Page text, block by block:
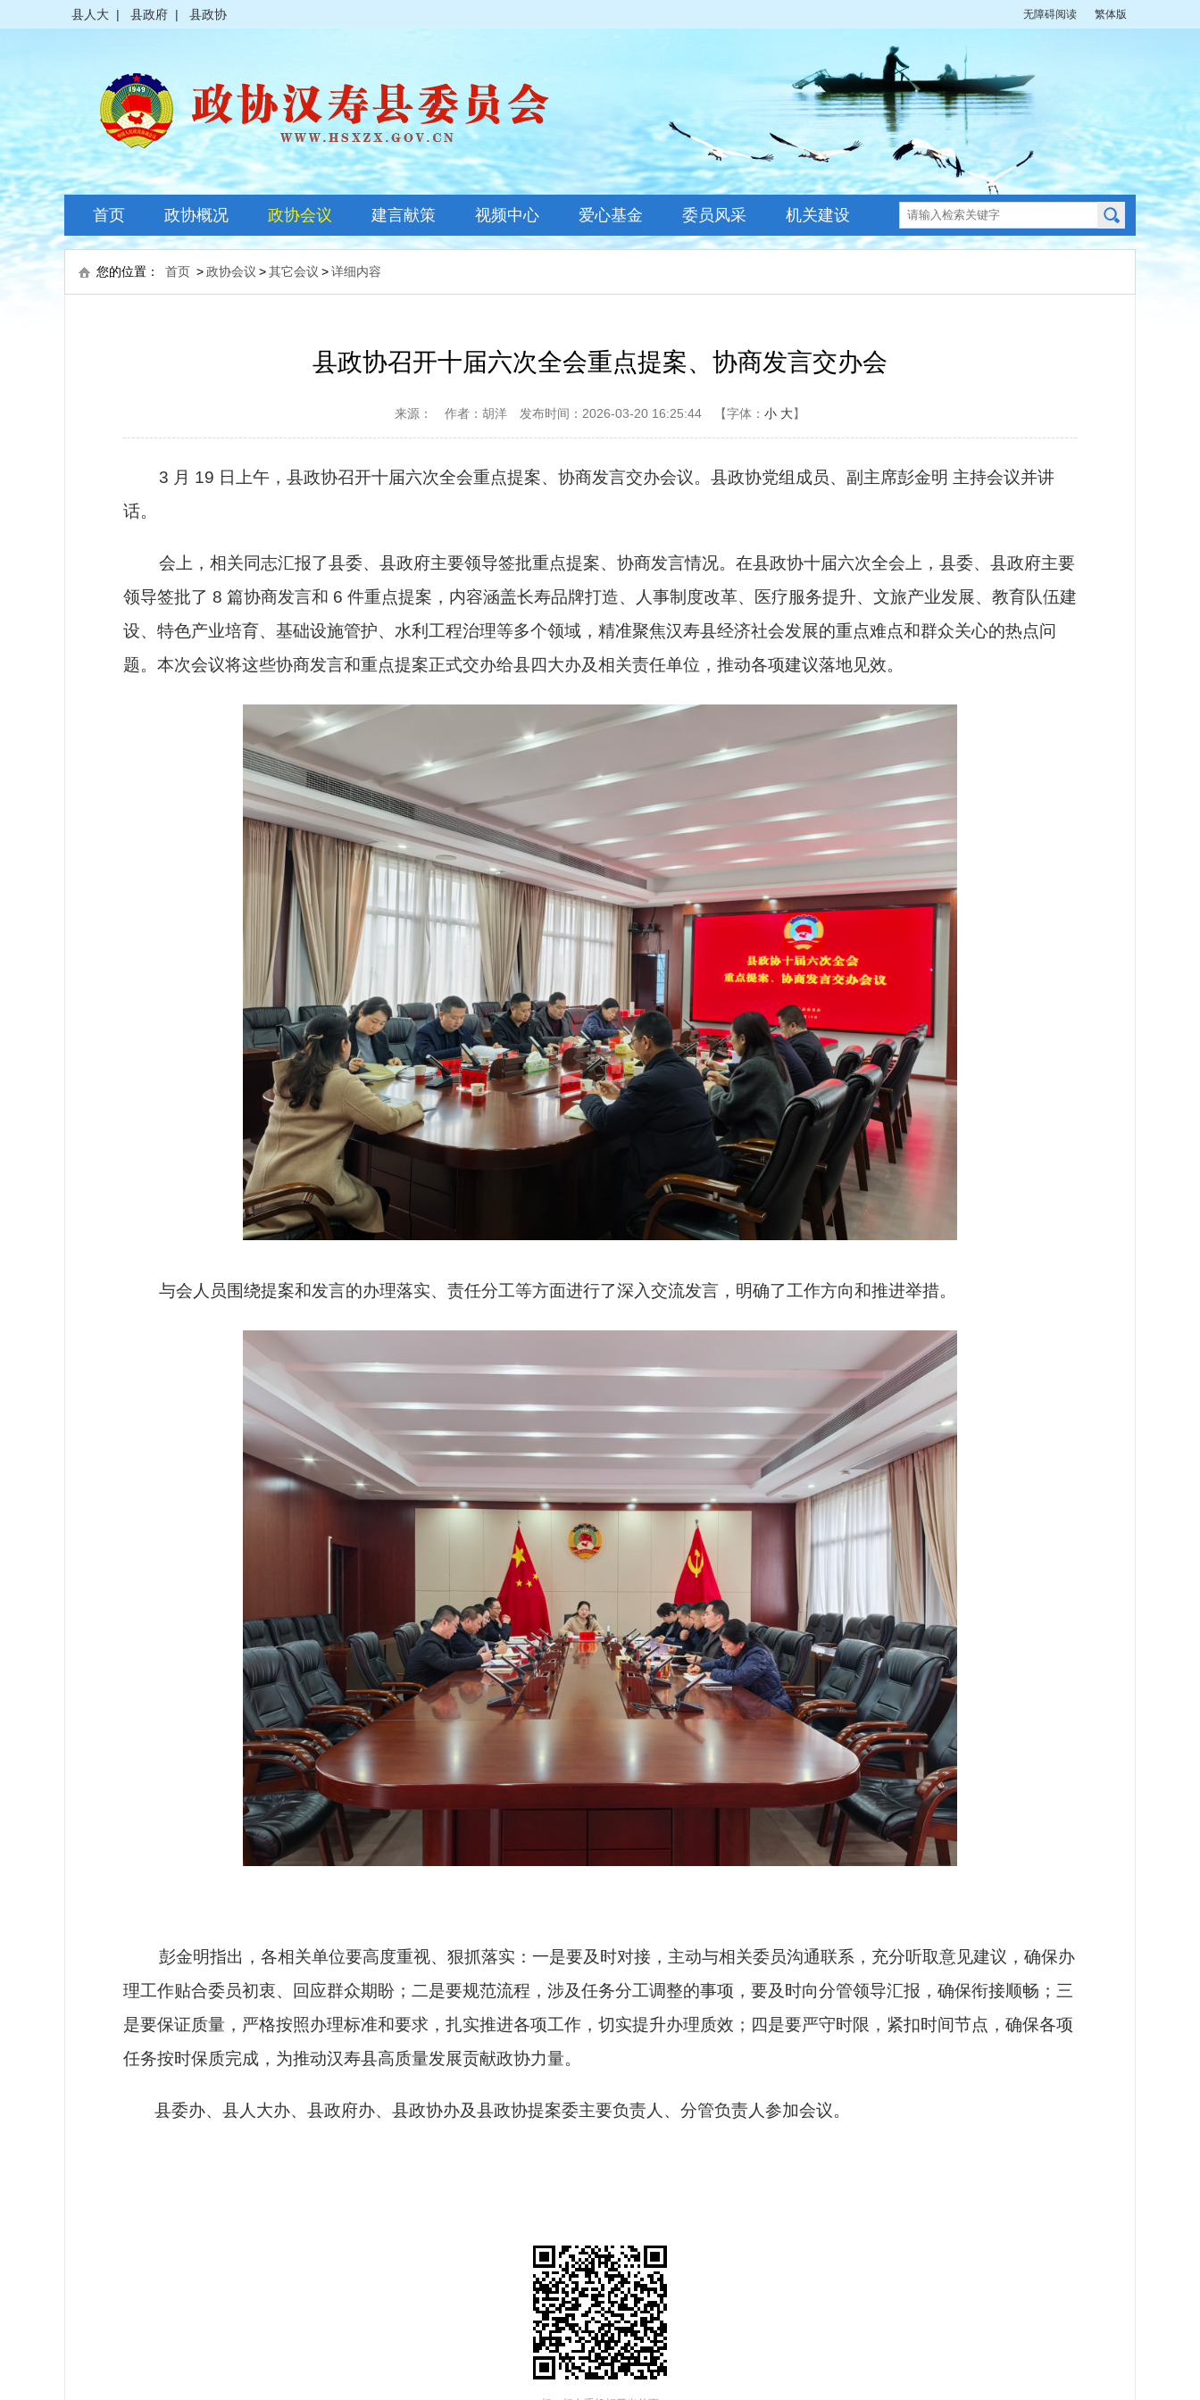
无障碍阅读 繁体版
县人大 | 县政府 | 县政协
首页 政协概况
领导之窗
政协会议
常委会议
建言献策 视频中心 爱心基金
善款公示
委员风采 机关建设
您的位置： 首页 >政协会议 >其它会议 >详细内容
县政协召开十届六次全会重点提案、协商发言交办会
来源： 作者：胡洋 发布时间：2026-03-20 16:25:44 【字体： 小 大】
3 月 19 日上午，县政协召开十届六次全会重点提案、协商发言交办会议。县政协党组成员、副主席彭金明 主持会议并讲
话。
会上，相关同志汇报了县委、县政府主要领导签批重点提案、协商发言情况。在县政协十届六次全会上，县委、县政府主要
领导签批了 8 篇协商发言和 6 件重点提案，内容涵盖长寿品牌打造、人事制度改革、医疗服务提升、文旅产业发展、教育队伍建
设、特色产业培育、基础设施管护、水利工程治理等多个领域，精准聚焦汉寿县经济社会发展的重点难点和群众关心的热点问
题。本次会议将这些协商发言和重点提案正式交办给县四大办及相关责任单位，推动各项建议落地见效。
与会人员围绕提案和发言的办理落实、责任分工等方面进行了深入交流发言，明确了工作方向和推进举措。
彭金明指出，各相关单位要高度重视、狠抓落实：一是要及时对接，主动与相关委员沟通联系，充分听取意见建议，确保办
理工作贴合委员初衷、回应群众期盼；二是要规范流程，涉及任务分工调整的事项，要及时向分管领导汇报，确保衔接顺畅；三
是要保证质量，严格按照办理标准和要求，扎实推进各项工作，切实提升办理质效；四是要严守时限，紧扣时间节点，确保各项
任务按时保质完成，为推动汉寿县高质量发展贡献政协力量。
县委办、县人大办、县政府办、县政协办及县政协提案委主要负责人、分管负责人参加会议。